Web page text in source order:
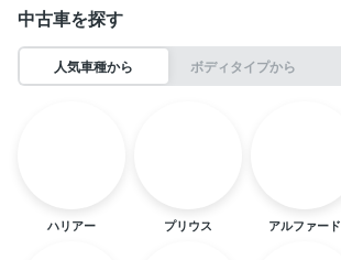
中古車を探す
人気車種から ボディタイプから
ハリアー プリウス アルファード